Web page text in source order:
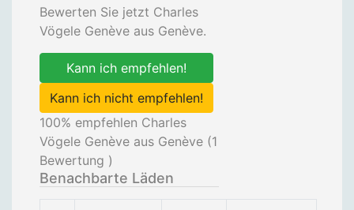
Bewerten Sie jetzt Charles
Vögele Genève aus Genève.
Kann ich empfehlen!
Kann ich nicht empfehlen!
100% empfehlen Charles
Vögele Genève aus Genève (1
Bewertung )
Benachbarte Läden